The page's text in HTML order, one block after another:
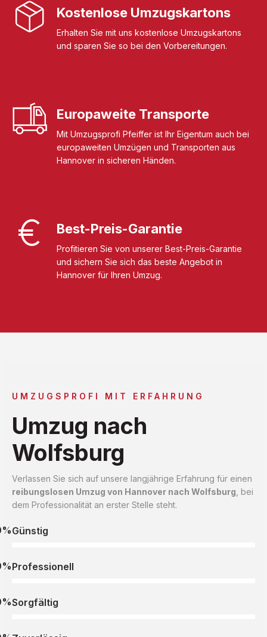
Kostenlose Umzugskartons
Erhalten Sie mit uns kostenlose Umzugskartons
und sparen Sie so bei den Vorbereitungen.
Europaweite Transporte
Mit Umzugsprofi Pfeiffer ist Ihr Eigentum auch bei
europaweiten Umzügen und Transporten aus
Hannover in sicheren Händen.
Best-Preis-Garantie
Profitieren Sie von unserer Best-Preis-Garantie
und sichern Sie sich das beste Angebot in
Hannover für Ihren Umzug.
UMZUGSPROFI MIT ERFAHRUNG
Umzug nach
Wolfsburg
Verlassen Sie sich auf unsere langjährige Erfahrung für einen
reibungslosen Umzug von Hannover nach Wolfsburg , bei
dem Professionalität an erster Stelle steht.
Günstig
Professionell
Sorgfältig